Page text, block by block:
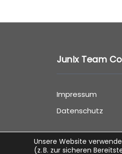
Junix Team
Impressum
Datenschutz
Unsere Website
(z. B. zur sicheren